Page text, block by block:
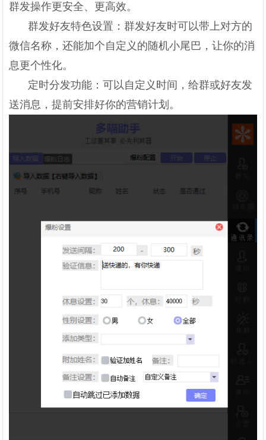
群发操作更安全、更高效。
群发好友特色设置：群发好友时可以带上对方的
微信名称，还能加个自定义的随机小尾巴，让你的消
息更个性化。
定时分发功能：可以自定义时间，给群或好友发
送消息，提前安排好你的营销计划。